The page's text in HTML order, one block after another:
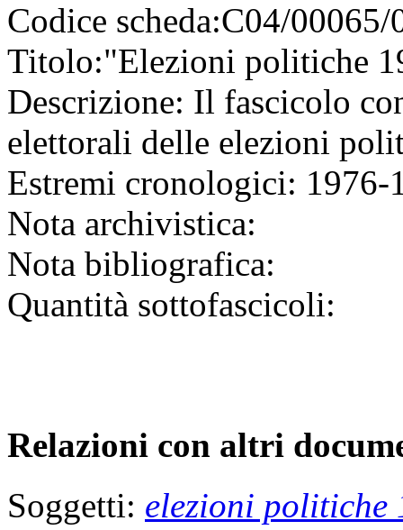
Codice scheda:C04/00065/
Titolo:"Elezioni politiche
Descrizione: Il fascicolo
elettorali delle elezioni
Estremi cronologici: 1976-
Nota archivistica:
Nota bibliografica:
Quantità sottofascicoli:
Relazioni con altri
Soggetti: elezioni politiche